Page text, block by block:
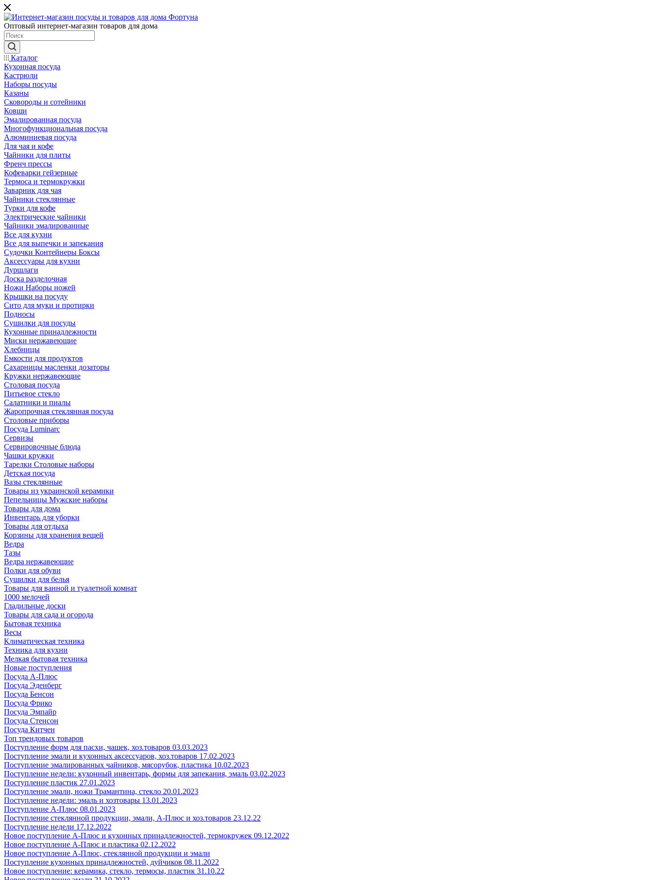
Оптовый интернет-магазин товаров для дома
Каталог
Кухонная посуда
Кастрюли
Наборы посуды
Казаны
Сковороды и сотейники
Ковши
Эмалированная посуда
Многофункциональная посуда
Алюминиевая посуда
Для чая и кофе
Чайники для плиты
Френч прессы
Кофеварки гейзерные
Термоса и термокружки
Заварник для чая
Чайники стеклянные
Турки для кофе
Электрические чайники
Чайники эмалированные
Все для кухни
Все для выпечки и запекания
Судочки Контейнеры Боксы
Аксессуары для кухни
Дуршлаги
Доска разделочная
Ножи Наборы ножей
Крышки на посуду
Сито для муки и протирки
Подносы
Сушилки для посуды
Кухонные принадлежности
Миски нержавеющие
Хлебницы
Емкости для продуктов
Сахарницы масленки дозаторы
Кружки нержавеющие
Столовая посуда
Питьевое стекло
Салатники и пиалы
Жаропрочная стеклянная посуда
Столовые приборы
Посуда Luminarс
Сервизы
Сервировочные блюда
Чашки кружки
Тарелки Столовые наборы
Детская посуда
Вазы стеклянные
Товары из украинской керамики
Пепельницы Мужские наборы
Товары для дома
Инвентарь для уборки
Товары для отдыха
Корзины для хранения вещей
Ведра
Тазы
Ведра нержавеющие
Полки для обуви
Сушилки для белья
Товары для ванной и туалетной комнат
1000 мелочей
Гладильные доски
Товары для сада и огорода
Бытовая техника
Весы
Климатическая техника
Техника для кухни
Мелкая бытовая техника
Новые поступления
Посуда А-Плюс
Посуда Эденберг
Посуда Бенсон
Посуда Фрико
Посуда Эмпайр
Посуда Стенсон
Посуда Китчен
Топ трендовых товаров
Поступление форм для пасхи, чашек, хоз.товаров 03.03.2023
Поступление эмали и кухонных аксессуаров, хоз.товаров 17.02.2023
Поступление эмалированных чайников, мясорубок, пластика 10.02.2023
Поступление недели: кухонный инвентарь, формы для запекания, эмаль 03.02.2023
Поступление пластик 27.01.2023
Поступление эмали, ножи Трамантина, стекло 20.01.2023
Поступление недели: эмаль и хозтовары 13.01.2023
Поступление А-Плюс 08.01.2023
Поступление стеклянной продукции, эмали, А-Плюс и хоз.товаров 23.12.22
Поступление недели 17.12.2022
Новое поступление А-Плюс и кухонных принадлежностей, термокружек 09.12.2022
Новое поступление А-Плюс и пластика 02.12.2022
Новое поступление А-Плюс, стеклянной продукции и эмали
Поступление кухонных принадлежностей, дуйчиков 08.11.2022
Новое поступление: керамика, стекло, термосы, пластик 31.10.22